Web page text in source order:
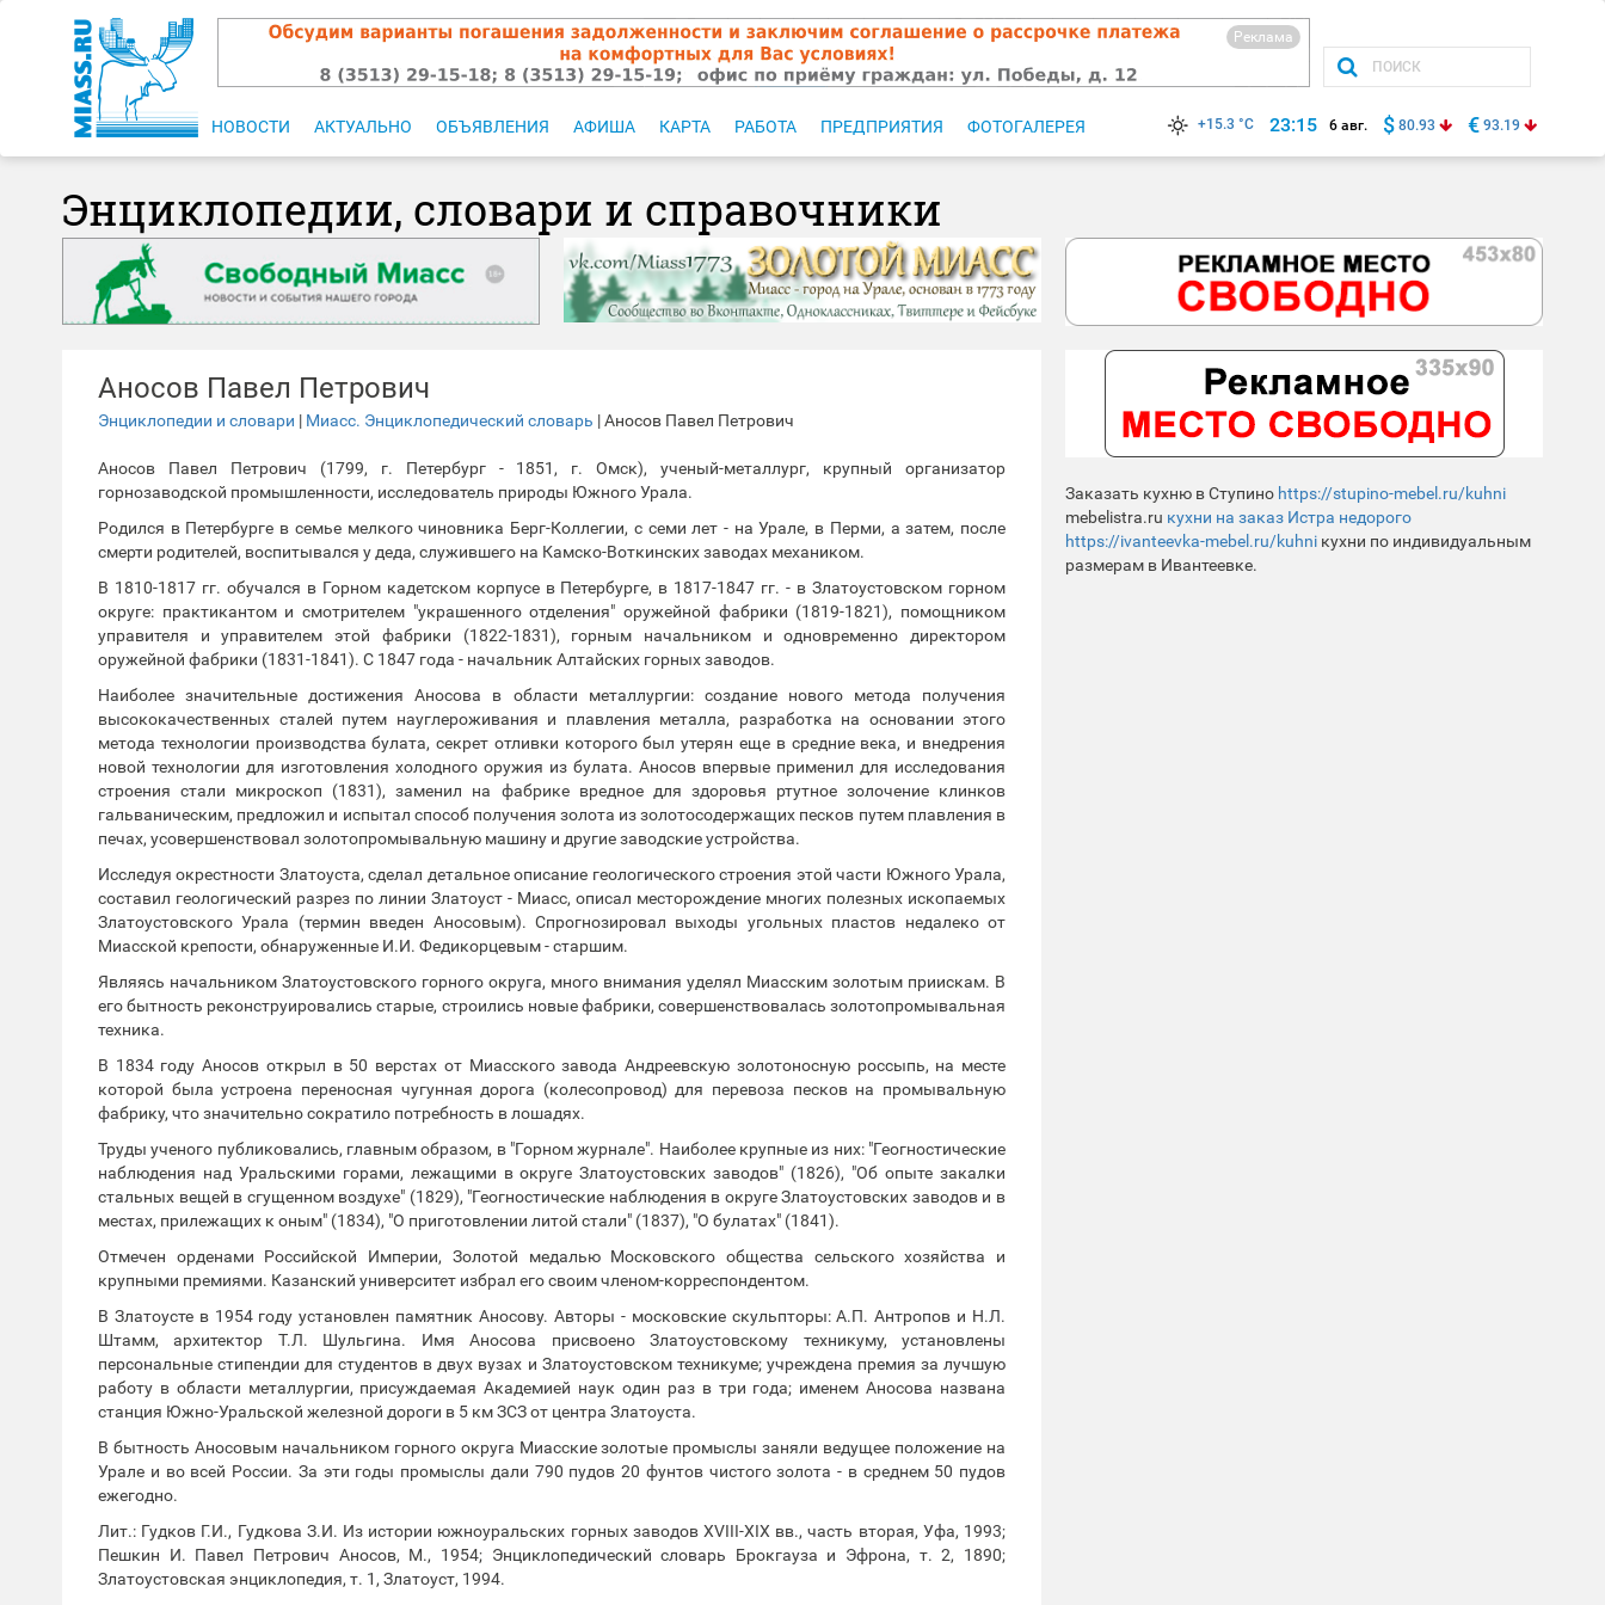
Реклама
НОВОСТИ АКТУАЛЬНО ОБЪЯВЛЕНИЯ АФИША КАРТА РАБОТА ПРЕДПРИЯТИЯ ФОТОГАЛЕРЕЯ +15.3 °C 23:15 6 авг. $ 80.93 € 93.19
Энциклопедии, словари и справочники
Аносов Павел Петрович
Энциклопедии и словари | Миасс. Энциклопедический словарь | Аносов Павел Петрович
Аносов Павел Петрович (1799, г. Петербург - 1851, г. Омск), ученый-металлург, крупный организатор
горнозаводской промышленности, исследователь природы Южного Урала.
Родился в Петербурге в семье мелкого чиновника Берг-Коллегии, с семи лет - на Урале, в Перми, а затем, после
смерти родителей, воспитывался у деда, служившего на Камско-Воткинских заводах механиком.
В 1810-1817 гг. обучался в Горном кадетском корпусе в Петербурге, в 1817-1847 гг. - в Златоустовском горном
округе: практикантом и смотрителем "украшенного отделения" оружейной фабрики (1819-1821), помощником
управителя и управителем этой фабрики (1822-1831), горным начальником и одновременно директором
оружейной фабрики (1831-1841). С 1847 года - начальник Алтайских горных заводов.
Наиболее значительные достижения Аносова в области металлургии: создание нового метода получения
высококачественных сталей путем науглероживания и плавления металла, разработка на основании этого
метода технологии производства булата, секрет отливки которого был утерян еще в средние века, и внедрения
новой технологии для изготовления холодного оружия из булата. Аносов впервые применил для исследования
строения стали микроскоп (1831), заменил на фабрике вредное для здоровья ртутное золочение клинков
гальваническим, предложил и испытал способ получения золота из золотосодержащих песков путем плавления в
печах, усовершенствовал золотопромывальную машину и другие заводские устройства.
Исследуя окрестности Златоуста, сделал детальное описание геологического строения этой части Южного Урала,
составил геологический разрез по линии Златоуст - Миасс, описал месторождение многих полезных ископаемых
Златоустовского Урала (термин введен Аносовым). Спрогнозировал выходы угольных пластов недалеко от
Миасской крепости, обнаруженные И.И. Федикорцевым - старшим.
Являясь начальником Златоустовского горного округа, много внимания уделял Миасским золотым приискам. В
его бытность реконструировались старые, строились новые фабрики, совершенствовалась золотопромывальная
техника.
В 1834 году Аносов открыл в 50 верстах от Миасского завода Андреевскую золотоносную россыпь, на месте
которой была устроена переносная чугунная дорога (колесопровод) для перевоза песков на промывальную
фабрику, что значительно сократило потребность в лошадях.
Труды ученого публиковались, главным образом, в "Горном журнале". Наиболее крупные из них: "Геогностические
наблюдения над Уральскими горами, лежащими в округе Златоустовских заводов" (1826), "Об опыте закалки
стальных вещей в сгущенном воздухе" (1829), "Геогностические наблюдения в округе Златоустовских заводов и в
местах, прилежащих к оным" (1834), "О приготовлении литой стали" (1837), "О булатах" (1841).
Отмечен орденами Российской Империи, Золотой медалью Московского общества сельского хозяйства и
крупными премиями. Казанский университет избрал его своим членом-корреспондентом.
В Златоусте в 1954 году установлен памятник Аносову. Авторы - московские скульпторы: А.П. Антропов и Н.Л.
Штамм, архитектор Т.Л. Шульгина. Имя Аносова присвоено Златоустовскому техникуму, установлены
персональные стипендии для студентов в двух вузах и Златоустовском техникуме; учреждена премия за лучшую
работу в области металлургии, присуждаемая Академией наук один раз в три года; именем Аносова названа
станция Южно-Уральской железной дороги в 5 км ЗСЗ от центра Златоуста.
В бытность Аносовым начальником горного округа Миасские золотые промыслы заняли ведущее положение на
Урале и во всей России. За эти годы промыслы дали 790 пудов 20 фунтов чистого золота - в среднем 50 пудов
ежегодно.
Лит.: Гудков Г.И., Гудкова З.И. Из истории южноуральских горных заводов XVIII-XIX вв., часть вторая, Уфа, 1993;
Пешкин И. Павел Петрович Аносов, М., 1954; Энциклопедический словарь Брокгауза и Эфрона, т. 2, 1890;
Златоустовская энциклопедия, т. 1, Златоуст, 1994.
Заказать кухню в Ступино https://stupino-mebel.ru/kuhni
mebelistra.ru кухни на заказ Истра недорого
https://ivanteevka-mebel.ru/kuhni кухни по индивидуальным
размерам в Ивантеевке.